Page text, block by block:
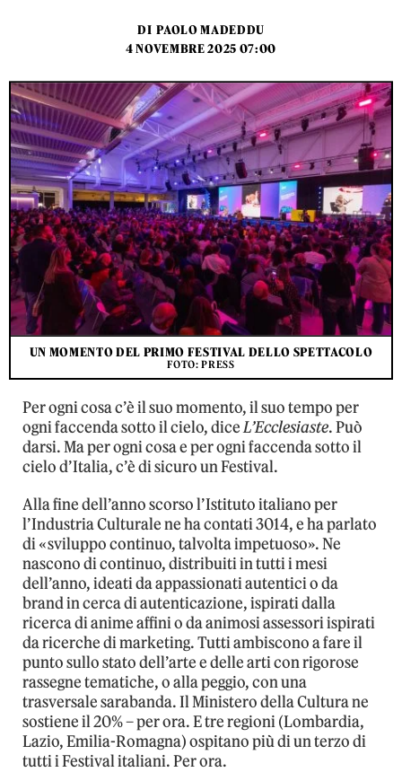
DI PAOLO MADEDDU
4 NOVEMBRE 2025 07:00
UN MOMENTO DEL PRIMO FESTIVAL DELLO SPETTACOLO
FOTO: PRESS
Per ogni cosa c’è il suo momento, il suo tempo per
ogni faccenda sotto il cielo, diceL’Ecclesiaste. Può
darsi. Ma per ogni cosa e per ogni faccenda sotto il
cielo d’Italia, c’è di sicuro un Festival.
Alla fine dell’anno scorso l’Istituto italiano per
l’Industria Culturale ne ha contati 3014, e ha parlato
di «sviluppo continuo, talvolta impetuoso». Ne
nascono di continuo, distribuiti in tutti i mesi
dell’anno, ideati da appassionati autentici o da
brand in cerca di autenticazione, ispirati dalla
ricerca di anime affini o da animosi assessori ispirati
da ricerche di marketing. Tutti ambiscono a fare il
punto sullo stato dell’arte e delle arti con rigorose
rassegne tematiche, o alla peggio, con una
trasversale sarabanda. Il Ministero della Cultura ne
sostiene il 20% – per ora. E tre regioni (Lombardia,
Lazio, Emilia-Romagna) ospitano più di un terzo di
tutti i Festival italiani. Per ora.